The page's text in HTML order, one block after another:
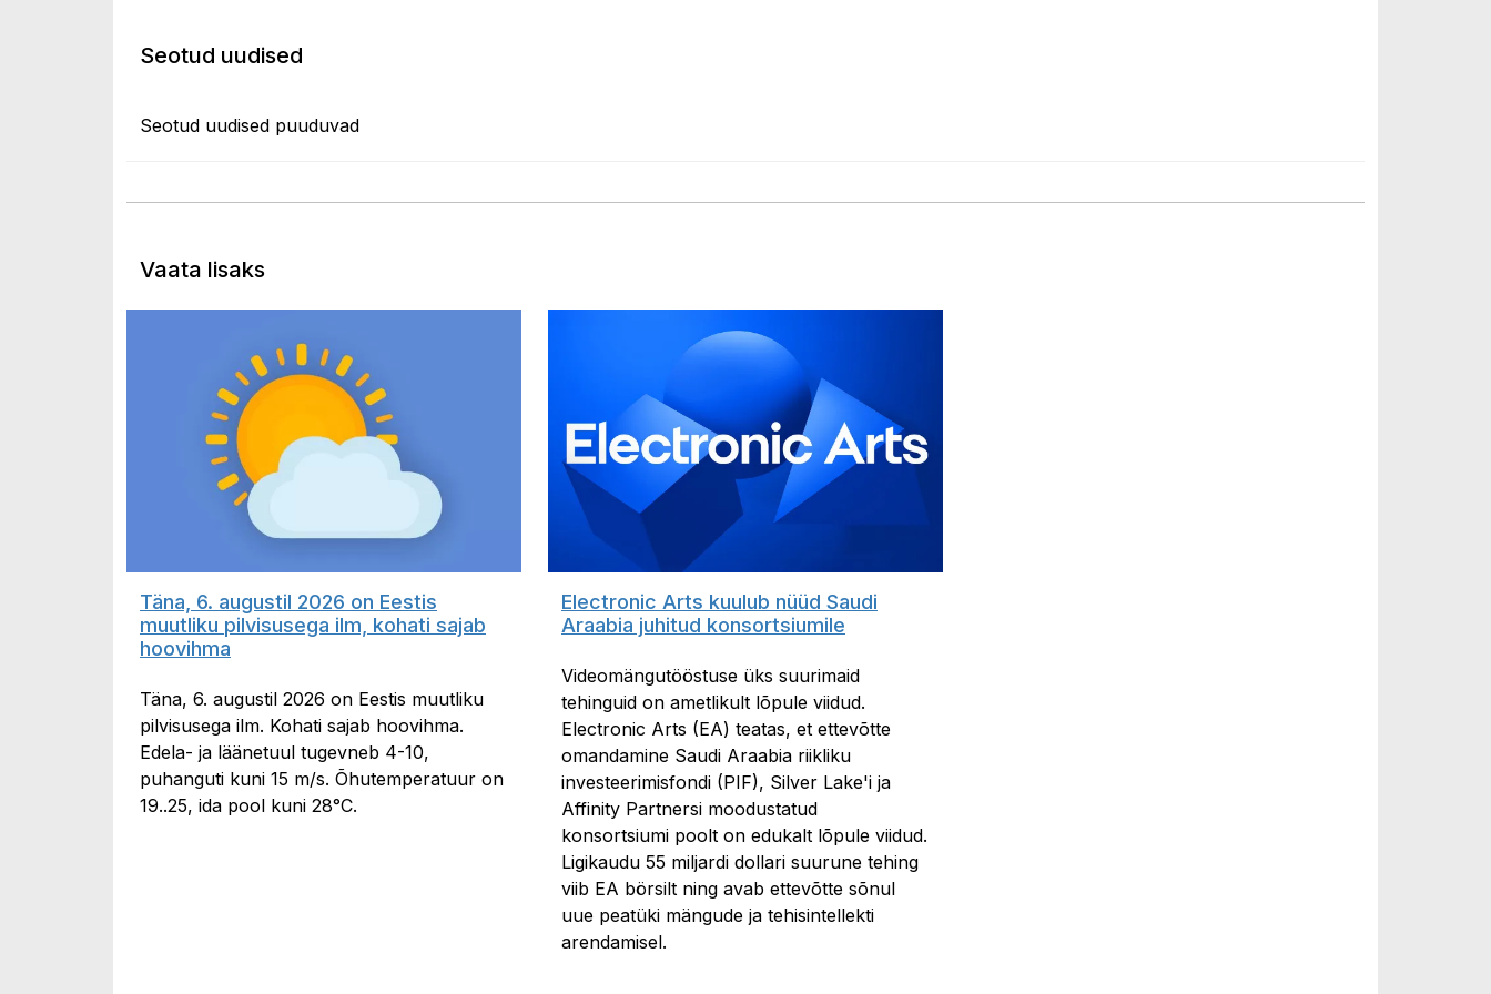
Seotud uudised
Seotud uudised puuduvad
Vaata lisaks
Täna, 6. augustil 2026 on Eestis
muutliku pilvisusega ilm, kohati sajab
hoovihma
Täna, 6. augustil 2026 on Eestis muutliku
pilvisusega ilm. Kohati sajab hoovihma.
Edela- ja läänetuul tugevneb 4-10,
puhanguti kuni 15 m/s. Õhutemperatuur on
19..25, ida pool kuni 28°C.
Electronic Arts kuulub nüüd Saudi
Araabia juhitud konsortsiumile
Videomängutööstuse üks suurimaid
tehinguid on ametlikult lõpule viidud.
Electronic Arts (EA) teatas, et ettevõtte
omandamine Saudi Araabia riikliku
investeerimisfondi (PIF), Silver Lake'i ja
Affinity Partnersi moodustatud
konsortsiumi poolt on edukalt lõpule viidud.
Ligikaudu 55 miljardi dollari suurune tehing
viib EA börsilt ning avab ettevõtte sõnul
uue peatüki mängude ja tehisintellekti
arendamisel.